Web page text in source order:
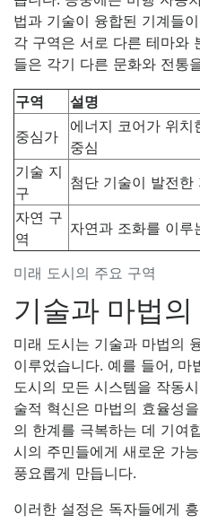
법과 기술이 융합된 기계들
각 구역은 서로 다른 테마와
들은 각기 다른 문화와 전통
미래 도시의 주요 구역
구역 설명
중심가
에너지 코어가 위치
중심
기술 지
구
첨단 기술이 발전한
자연 구
역
자연과 조화를 이루
기술과 마법
미래 도시는 기술과 마법의
이루었습니다. 예를 들어, 마
도시의 모든 시스템을 작동
술적 혁신은 마법의 효율성
의 한계를 극복하는 데 기여
시의 주민들에게 새로운 가
풍요롭게 만듭니다.
이러한 설정은 독자들에게